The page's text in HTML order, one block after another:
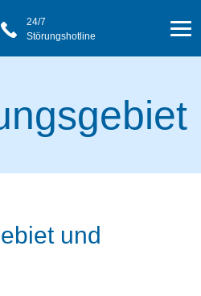
24/7
Störungshotline
und